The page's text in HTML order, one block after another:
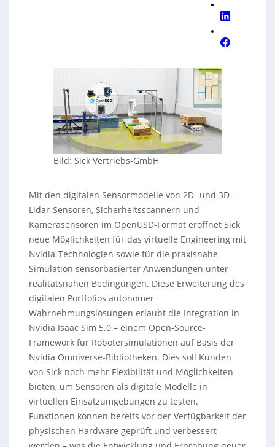
Bild: Sick Vertriebs-GmbH
Mit den digitalen Sensormodelle von 2D- und 3D-
Lidar-Sensoren, Sicherheitsscannern und
Kamerasensoren im OpenUSD-Format eröffnet Sick
neue Möglichkeiten für das virtuelle Engineering mit
Nvidia-Technologien sowie für die praxisnahe
Simulation sensorbasierter Anwendungen unter
realitätsnahen Bedingungen. Diese Erweiterung des
digitalen Portfolios autonomer
Wahrnehmungslösungen erlaubt die Integration in
Nvidia Isaac Sim 5.0 – einem Open-Source-
Framework für Robotersimulationen auf Basis der
Nvidia Omniverse-Bibliotheken. Dies soll Kunden
von Sick noch mehr Flexibilität und Möglichkeiten
bieten, um Sensoren als digitale Modelle in
virtuellen Einsatzumgebungen zu testen.
Funktionen können bereits vor der Verfügbarkeit der
physischen Hardware geprüft und verbessert